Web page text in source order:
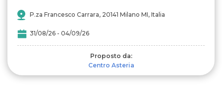
P.za Francesco Carrara, 20141 Milano MI, Italia
31/08/26 - 04/09/26
Proposto da:
Centro Asteria